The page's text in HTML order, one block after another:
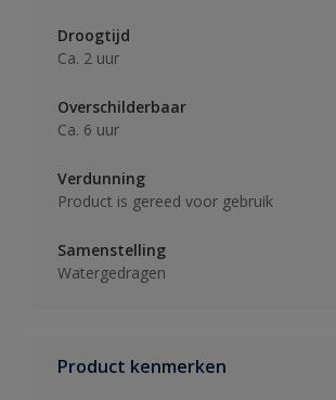
Droogtijd
Ca. 2 uur
Overschilderbaar
Ca. 6 uur
Verdunning
Product is gereed voor gebruik
Samenstelling
Watergedragen
Product kenmerken